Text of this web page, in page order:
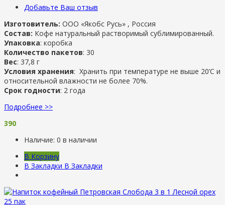
Добавьте Ваш отзыв
Изготовитель: ООО «Якобс Русь» , Россия
Состав: Кофе натуральный растворимый сублимированный.
Упаковка: коробка
Количество пакетов: 30
Вес: 37,8 г
Условия хранения: Хранить при температуре не выше 20’С и
относительной влажности не более 70%.
Срок годности: 2 года
Подробнее >>
390
Наличие: 0 в наличии
В Корзину
В Закладки В Закладки